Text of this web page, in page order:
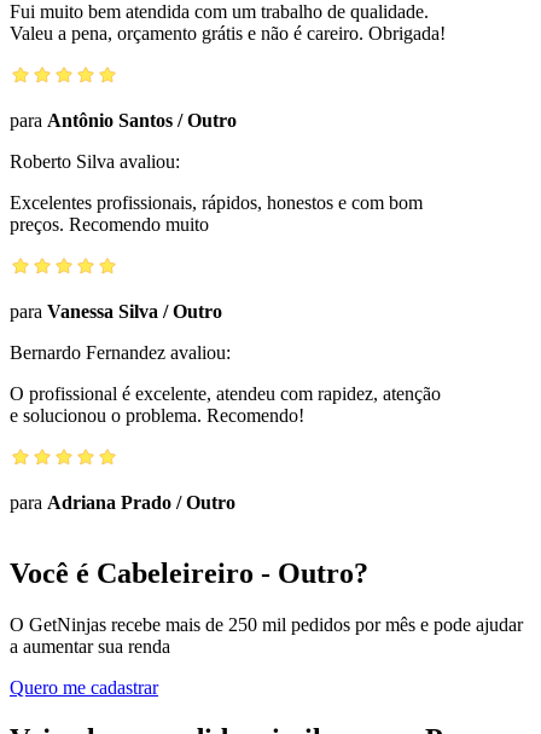
Fui muito bem atendida com um trabalho de qualidade.
Valeu a pena, orçamento grátis e não é careiro. Obrigada!
para Antônio Santos /Outro
Roberto Silva avaliou:
Excelentes profissionais, rápidos, honestos e com bom
preços. Recomendo muito
para Vanessa Silva /Outro
Bernardo Fernandez avaliou:
O profissional é excelente, atendeu com rapidez, atenção
e solucionou o problema. Recomendo!
para Adriana Prado /Outro
Você é Cabeleireiro - Outro?
O GetNinjas recebe mais de 250 mil pedidos por mês e pode ajudar
a aumentar sua renda
Quero me cadastrar